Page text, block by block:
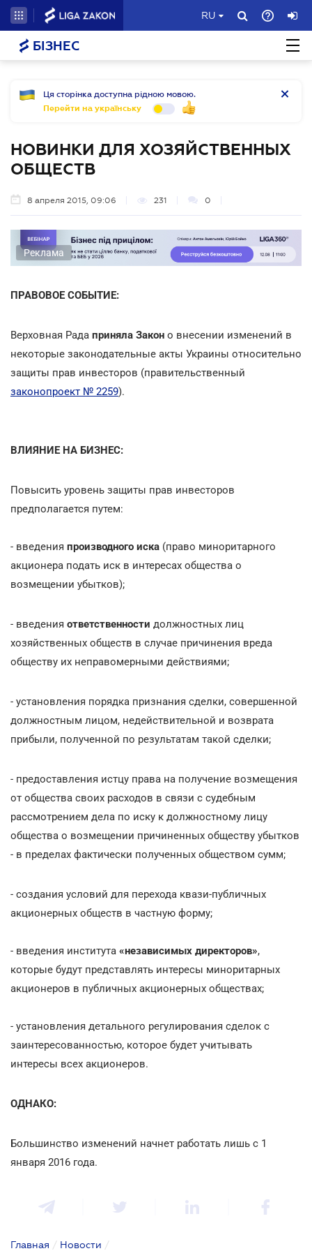
RU
БІЗНЕС
Ця сторінка доступна рідною мовою.
Перейти на українську
НОВИНКИ ДЛЯ ХОЗЯЙСТВЕННЫХ
ОБЩЕСТВ
8 апреля 2015, 09:06 231 0
Реклама
ПРАВОВОЕ СОБЫТИЕ:
Верховная Рада приняла Закон о внесении изменений в
некоторые законодательные акты Украины относительно
защиты прав инвесторов (правительственный
законопроект № 2259).
ВЛИЯНИЕ НА БИЗНЕС:
Повысить уровень защиты прав инвесторов
предполагается путем:
- введения производного иска (право миноритарного
акционера подать иск в интересах общества о
возмещении убытков);
- введения ответственности должностных лиц
хозяйственных обществ в случае причинения вреда
обществу их неправомерными действиями;
- установления порядка признания сделки, совершенной
должностным лицом, недействительной и возврата
прибыли, полученной по результатам такой сделки;
- предоставления истцу права на получение возмещения
от общества своих расходов в связи с судебным
рассмотрением дела по иску к должностному лицу
общества о возмещении причиненных обществу убытков
- в пределах фактически полученных обществом сумм;
- создания условий для перехода квази-публичных
акционерных обществ в частную форму;
- введения института «независимых директоров»,
которые будут представлять интересы миноритарных
акционеров в публичных акционерных обществах;
- установления детального регулирования сделок с
заинтересованностью, которое будет учитывать
интересы всех акционеров.
ОДНАКО:
Большинство изменений начнет работать лишь с 1
января 2016 года.
Главная / Новости /